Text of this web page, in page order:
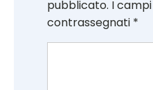
pubblicato. I
contrassegnati *